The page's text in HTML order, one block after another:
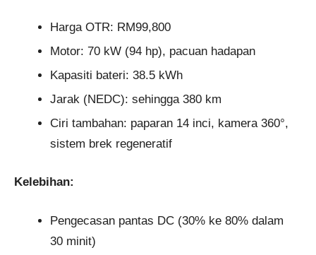
Harga OTR: RM99,800
Motor: 70 kW (94 hp), pacuan hadapan
Kapasiti bateri: 38.5 kWh
Jarak (NEDC): sehingga 380 km
Ciri tambahan: paparan 14 inci, kamera 360°,
sistem brek regeneratif
Kelebihan:
Pengecasan pantas DC (30% ke 80% dalam
30 minit)